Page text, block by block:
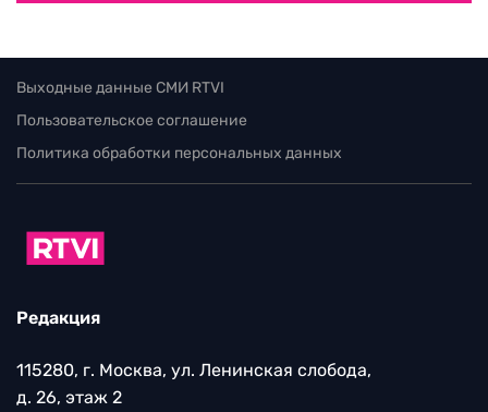
Выходные данные СМИ RTVI
Пользовательское соглашение
Политика обработки персональных данных
Редакция
115280, г. Москва, ул. Ленинская слобода,
д. 26, этаж 2